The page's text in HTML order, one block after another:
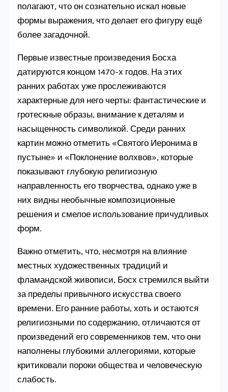
полагают, что он сознательно искал новые
формы выражения, что делает его фигуру ещё
более загадочной.
Первые известные произведения Босха
датируются концом 1470-х годов. На этих
ранних работах уже прослеживаются
характерные для него черты: фантастические и
гротескные образы, внимание к деталям и
насыщенность символикой. Среди ранних
картин можно отметить «Святого Иеронима в
пустыне» и «Поклонение волхвов», которые
показывают глубокую религиозную
направленность его творчества, однако уже в
них видны необычные композиционные
решения и смелое использование причудливых
форм.
Важно отметить, что, несмотря на влияние
местных художественных традиций и
фламандской живописи, Босх стремился выйти
за пределы привычного искусства своего
времени. Его ранние работы, хоть и остаются
религиозными по содержанию, отличаются от
произведений его современников тем, что они
наполнены глубокими аллегориями, которые
критиковали пороки общества и человеческую
слабость.